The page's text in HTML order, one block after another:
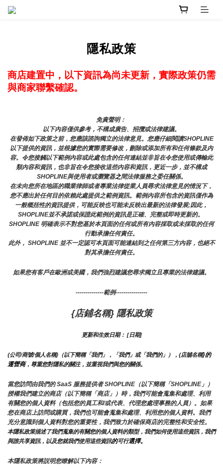
隱私政策
商店建置中，以下資訊為尚未更新，實際政策仍需
與商家聯繫確認。
免責聲明：
以下內容僅供參考，不構成廣告、招攬或法律建議。
在發佈如下政策之前，您應該諮詢獨立的法律意見。您應仔細閱讀SHOPLINE
以下提供的資訊，並根據您的實際需要修改，刪除或添加所有和任何條款及內
容。令您接觸以下範例內容或此處包含的任何連結並非旨在令您使用或傳輸此
類內容和資訊，也非旨在令您接收這些內容和資訊，更近一步，並不構成
SHOPLINE與使用者或瀏覽器之間法律服務之委任關係。
在未向您所在地區的職業律師或者專業法律從業人員尋求法律意見的情況下，
您不應出於任何目的依賴此處提供之範例資訊。範例內容所包含的資訊僅作為
一般概括性的資訊提供，可能反映也可能未反映出最新的法律發展;因此，
SHOPLINE並不承諾或保證此範例的資訊是正確、完整或即時更新的。
SHOPLINE 明確表示不對您基於本頁面的任何或所有內容採取或未採取的任何
行動承擔任何責任。
此外， SHOPLINE 並不一定認可本頁面可能連結到之任何第三方內容，也絕不
對其承擔任何責任。
如果您有客戶在歐洲或美國，我們強烈建議您尋求獨立且專業的法律建議。
--------------範例----------------
{店鋪名稱} 隱私政策
更新和生效日期： [日期]
{公司/商號/個人名稱}（以下簡稱「我們」，「我們」或「我們的」），{店舖名稱}的
運營商，尊重您對隱私的關注，並重視我們與您的關係。
當您訪問由我們的 SaaS 服務提供者 SHOPLINE（以下簡稱「SHOPLINE」）
授權我們建立的商店（以下簡稱「商店」）時，我們可能會蒐集和處理、利用
有關您的個人資料（包括您的員工和/或代表、代理您處理事務的人員）。如果
您在商店上訪問或購買，我們也可能會蒐集和處理、利用您的個人資料。我們
充分意識到個人資料對您的重要性，我們致力於確保商店的完整性和安全性。
本隱私政策描述了我們蒐集的有關您的個人資料的類型，我們如何使用這些資訊，我們
與誰共享資訊，以及您就我們使用這些資訊的可行選擇。
本隱私政策將説明您瞭解以下內容：